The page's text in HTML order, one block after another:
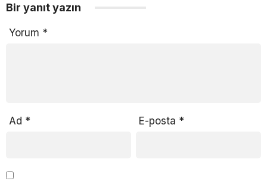
Bir yanıt yazın
Yorum *
Ad * E-posta *